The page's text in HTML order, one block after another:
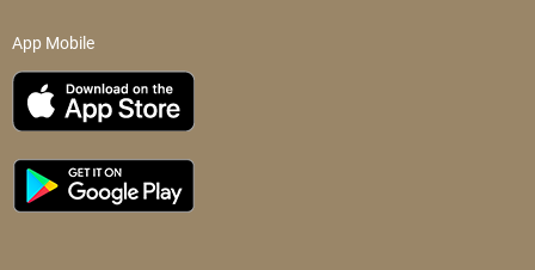
App Mobile